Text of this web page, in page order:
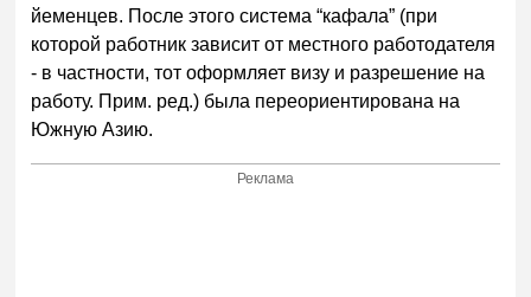
йеменцев. После этого система “кафала” (при
которой работник зависит от местного работодателя
- в частности, тот оформляет визу и разрешение на
работу. Прим. ред.) была переориентирована на
Южную Азию.
Реклама